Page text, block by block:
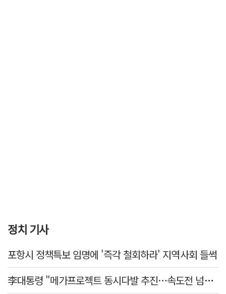
정치 기사
포항시 정책특보 임명에 '즉각 철회하라' 지역사회 들썩
李대통령 "메가프로젝트 동시다발 추진…속도전 넘어 전격전"